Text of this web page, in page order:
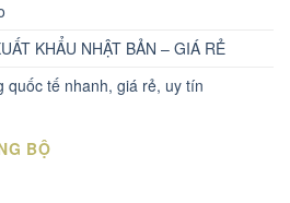
KHẨU NHẬT BẢN – GIÁ RẺ
quốc tế nhanh, giá rẻ, uy tín
BỘ